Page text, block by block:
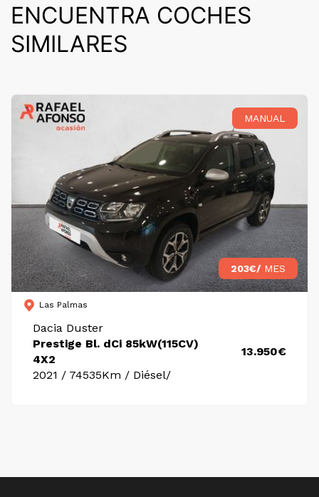
ENCUENTRA COCHES
SIMILARES
MANUAL
203€/ MES
Las Palmas
Dacia Duster
Prestige Bl. dCi 85kW(115CV)
4X2
2021 / 74535Km / Diésel/
13.950€